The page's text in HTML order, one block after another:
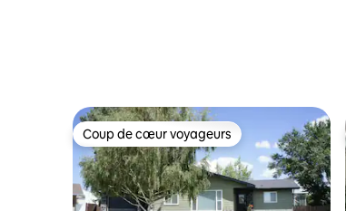
Coup de cœur voyageurs
Coup de cœur voyageurs